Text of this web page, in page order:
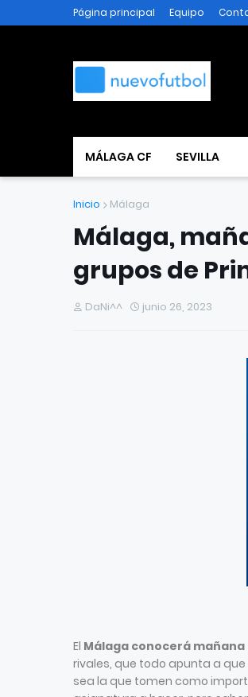
Página principal Equipo
MÁLAGA CF SEVILLA
Inicio Málaga
Málaga,
grupos de
DaNi^^ junio 26, 2023
El Málaga conocerá mañana
rivales, que todo apunta a
sea la que tomen como